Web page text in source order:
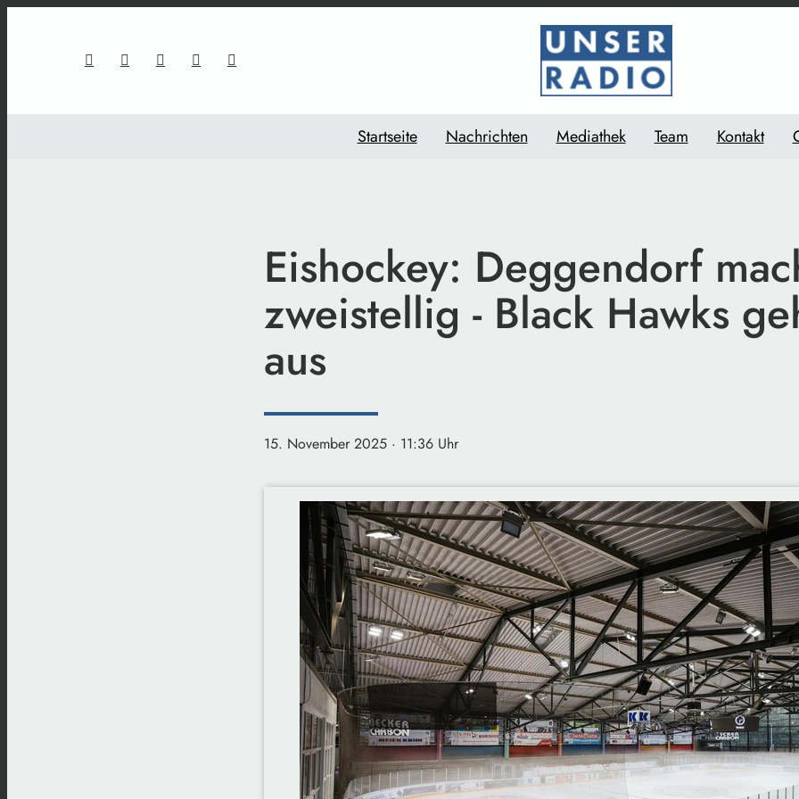
Startseite Nachrichten Mediathek Team Kontakt
Eishockey: Deggendorf
zweistellig - Black Hawks
aus
15. November 2025 · 11:36 Uhr